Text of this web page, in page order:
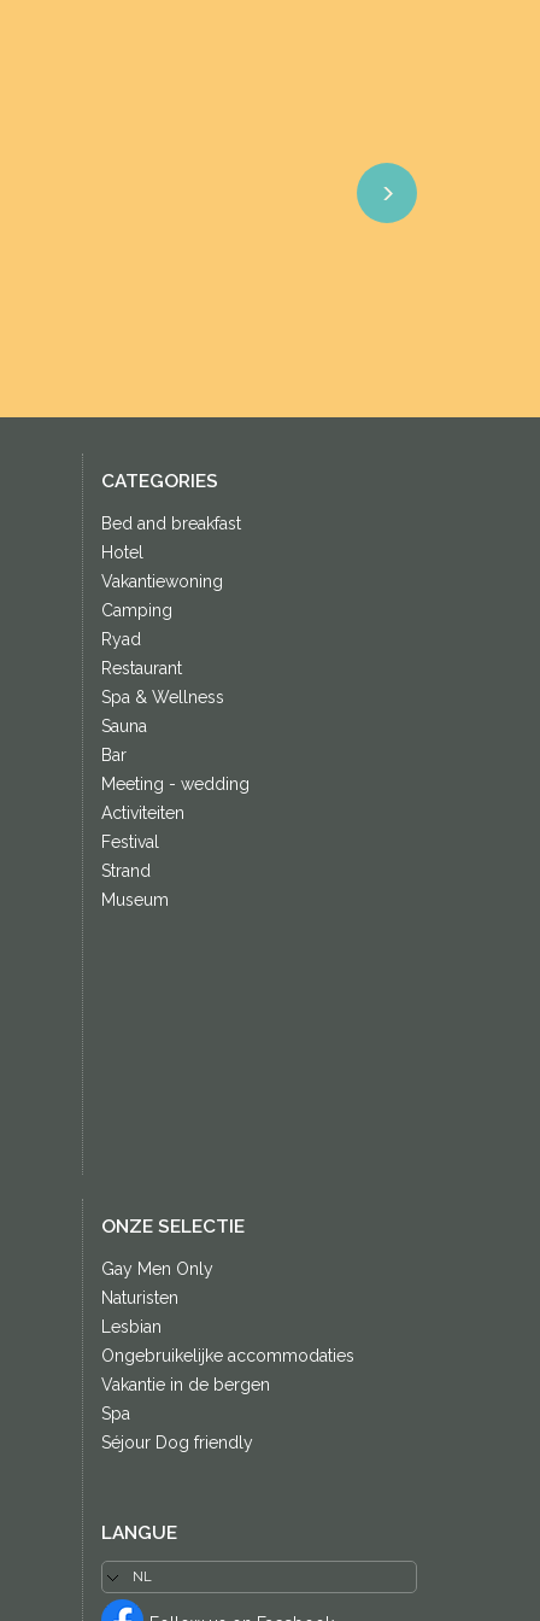
CATEGORIES
Bed and breakfast
Hotel
Vakantiewoning
Camping
Ryad
Restaurant
Spa & Wellness
Sauna
Bar
Meeting - wedding
Activiteiten
Festival
Strand
Museum
ONZE SELECTIE
Gay Men Only
Naturisten
Lesbian
Ongebruikelijke accommodaties
Vakantie in de bergen
Spa
Séjour Dog friendly
LANGUE